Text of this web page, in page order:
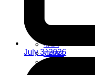
मौसम
रोजगार
संस्कृति
July 3, 2026